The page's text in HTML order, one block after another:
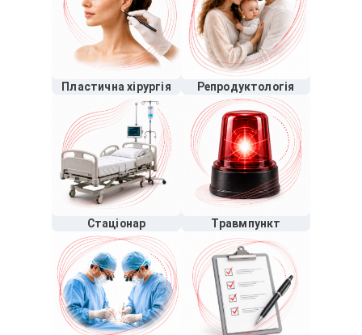
Пластична хірургія Репродуктологія
Стаціонар Травмпункт